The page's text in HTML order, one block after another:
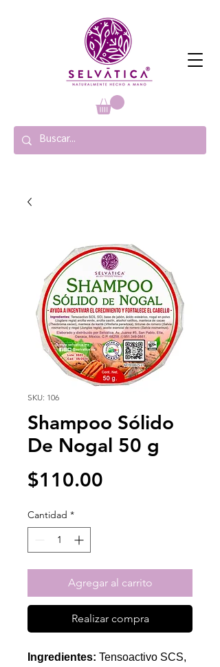
SKU: 106
Shampoo Sólido
De Nogal 50 g
$110.00
Cantidad *
Agregar al carrito
Realizar compra
Ingredientes: Tensoactivo SCS,